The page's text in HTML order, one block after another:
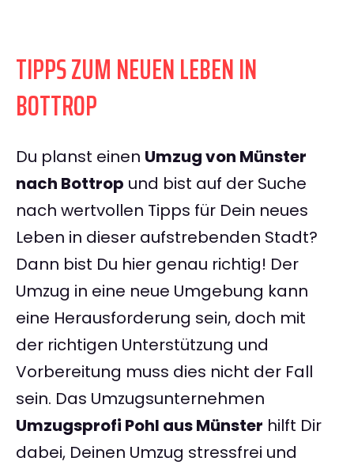
TIPPS ZUM NEUEN LEBEN IN
BOTTROP
Du planst einen Umzug von Münster
nach Bottrop und bist auf der Suche
nach wertvollen Tipps für Dein neues
Leben in dieser aufstrebenden Stadt?
Dann bist Du hier genau richtig! Der
Umzug in eine neue Umgebung kann
eine Herausforderung sein, doch mit
der richtigen Unterstützung und
Vorbereitung muss dies nicht der Fall
sein. Das Umzugsunternehmen
Umzugsprofi Pohl aus Münster hilft Dir
dabei, Deinen Umzug stressfrei und